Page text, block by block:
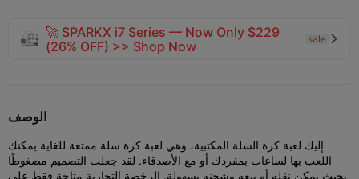
🚀 SPARKX i7 Series — Now Only $229
(26% OFF) >> Shop Now
sale 
الوصف
إليك لعبة كرة السلة المكتبية، وهي لعبة كرة سلة ممتعة للغاية يمكنك
اللعب بها لساعات بمفردك أو مع الأصدقاء. لقد جعلت التصميم مضغوطًا
بحيث يمكن نقله أو بيعه وشحنه بسهولة. الرخصة التجارية متاحة فقط على